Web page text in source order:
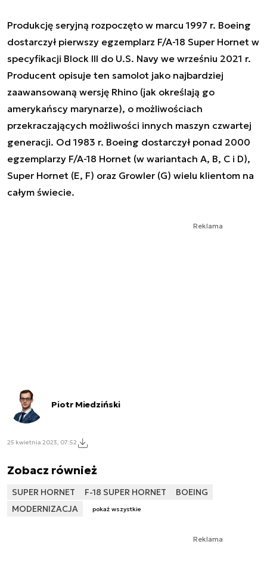
Produkcję seryjną rozpoczęto w marcu 1997 r. Boeing
dostarczył pierwszy egzemplarz F/A-18 Super Hornet w
specyfikacji Block III do U.S. Navy we wrześniu 2021 r.
Producent opisuje ten samolot jako najbardziej
zaawansowaną wersję Rhino (jak określają go
amerykańscy marynarze), o możliwościach
przekraczających możliwości innych maszyn czwartej
generacji. Od 1983 r. Boeing dostarczył ponad 2000
egzemplarzy F/A-18 Hornet (w wariantach A, B, C i D),
Super Hornet (E, F) oraz Growler (G) wielu klientom na
całym świecie.
Reklama
Piotr Miedziński
25 kwietnia 2023, 07:52
Zobacz również
SUPER HORNET F-18 SUPER HORNET
BOEING
MODERNIZACJA
pokaż wszystkie
Reklama